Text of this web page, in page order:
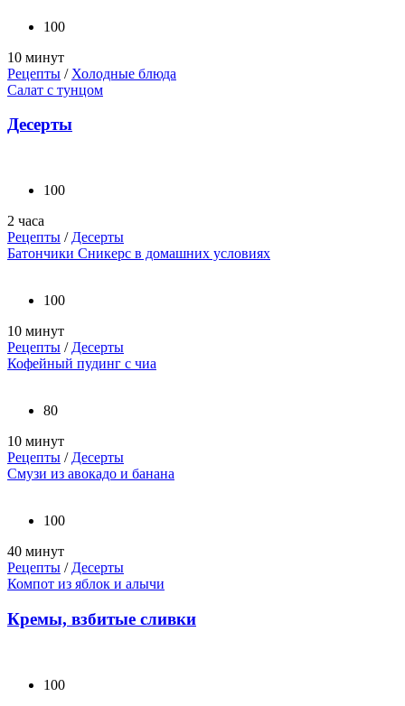
100
10 минут
Рецепты / Холодные блюда
Салат с тунцом
Десерты
100
2 часа
Рецепты / Десерты
Батончики Сникерс в домашних условиях
100
10 минут
Рецепты / Десерты
Кофейный пудинг с чиа
80
10 минут
Рецепты / Десерты
Смузи из авокадо и банана
100
40 минут
Рецепты / Десерты
Компот из яблок и алычи
Кремы, взбитые сливки
100